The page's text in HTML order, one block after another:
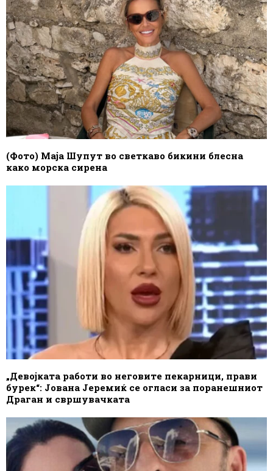
(Фото) Маја Шупут во светкаво бикини блесна
како морска сирена
„Девојката работи во неговите пекарници, прави
бурек“: Јована Јеремиќ се огласи за поранешниот
Драган и свршувачката